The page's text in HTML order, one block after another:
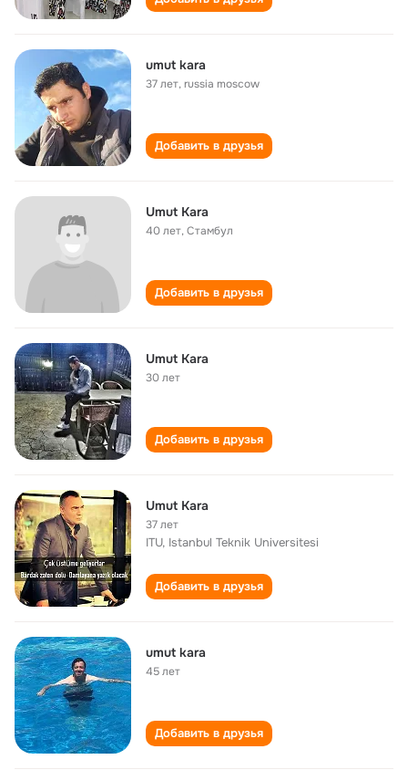
umut kara
37 лет,russia moscow
Добавить в друзья
Umut Kara
40 лет,Стамбул
Добавить в друзья
Umut Kara
30 лет
Добавить в друзья
Umut Kara
37 лет
ITU, Istanbul Teknik Universitesi
Добавить в друзья
umut kara
45 лет
Добавить в друзья